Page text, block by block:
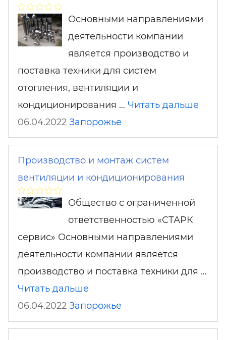
Основными направлениями
деятельности компании
является производство и
поставка техники для систем
отопления, вентиляции и
кондиционирования … Читать дальше
06.04.2022 Запорожье
Производство и монтаж систем
вентиляции и кондиционирования
Общество с ограниченной
ответственностью «СТАРК
сервис» Основными направлениями
деятельности компании является
производство и поставка техники для …
Читать дальше
06.04.2022 Запорожье